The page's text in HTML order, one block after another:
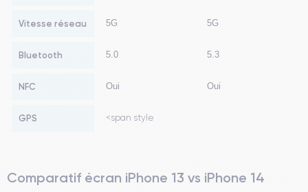
Vitesse réseau 5G 5G
Bluetooth 5.0 5.3
NFC Oui Oui
GPS <span style
Comparatif écran iPhone 13 vs iPhone 14